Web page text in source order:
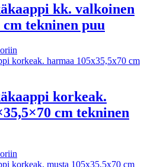
kk. valkoinen
cm tekninen puu
korkeak.
cm tekninen